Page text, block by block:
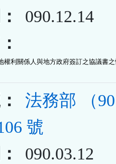
090.12.14
權利關係人與地方政府簽訂之協議書
法務部 （
號
090.03.12